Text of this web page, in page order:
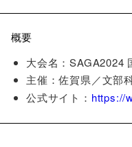
概要
大会名：SAGA2024
主催：佐賀県／文部
公式サイト： https://